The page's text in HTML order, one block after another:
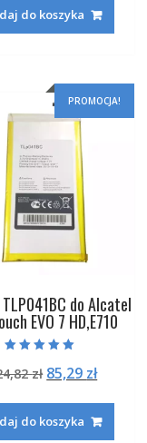
wynosiła:
191,22 zł.73,29
do koszyka
PROMOCJA!
do Alcatel
EVO 7 HD,E710
5.00
na 5
zł Pierwotna
wynosiła:
224,82 zł.
85,29 zł
85,29
do koszyka